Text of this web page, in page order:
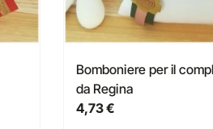
Bomboniere per il
da Regina
4,73 €